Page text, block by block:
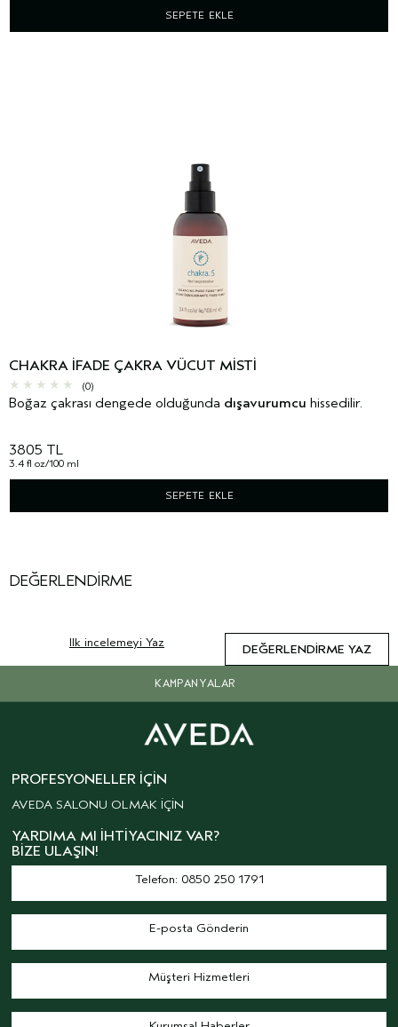
SEPETE EKLE
CHAKRA İFADE ÇAKRA VÜCUT MISTI
(0)
Boğaz çakrası dengede olduğunda dışavurumcu hissedilir.
3805 TL
3.4 fl oz/100 ml
SEPETE EKLE
DEĞERLENDIRME
DEĞERLENDIRME YAZ
Ilk incelemeyi Yaz
KAMPANYALAR
PROFESYONELLER İÇIN
AVEDA SALONU OLMAK İÇİN
YARDIMA MI İHTIYACINIZ VAR?
BIZE ULAŞIN!
Telefon: 0850 250 1791
E-posta Gönderin
Müşteri Hizmetleri